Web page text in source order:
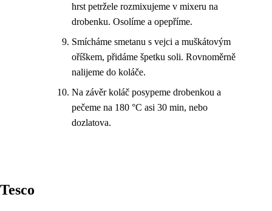
hrst petržele rozmixujeme v mixeru na
drobenku. Osolíme a opepříme.
Smícháme smetanu s vejci a muškátovým
oříškem, přidáme špetku soli. Rovnoměrně
nalijeme do koláče.
Na závěr koláč posypeme drobenkou a
pečeme na 180 °C asi 30 min, nebo
dozlatova.
Tesco